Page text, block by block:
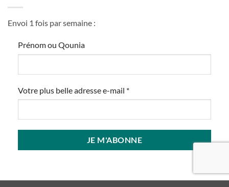
Envoi 1 fois par semaine :
Prénom ou Qounia
Votre plus belle adresse e-mail *